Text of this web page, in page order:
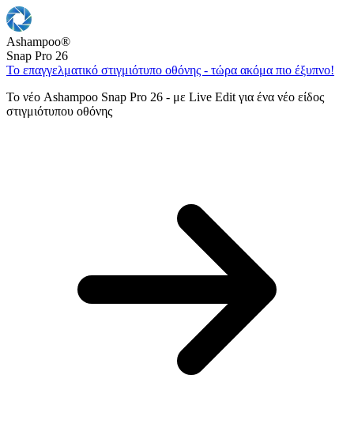
Ashampoo®
Snap Pro 26
Το επαγγελματικό στιγμιότυπο οθόνης - τώρα ακόμα πιο έξυπνο!
Το νέο Ashampoo Snap Pro 26 - με Live Edit για ένα νέο είδος
στιγμιότυπου οθόνης